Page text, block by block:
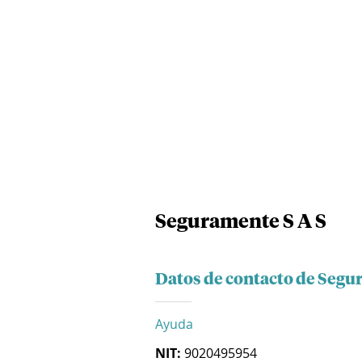
Seguramente S A S
Datos de contacto de
Ayuda
NIT: 9020495954